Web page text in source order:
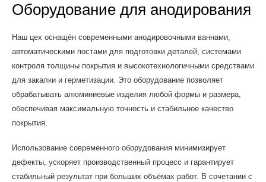
Оборудование для анодирования
Наш цех оснащён современными анодировочными ваннами,
автоматическими постами для подготовки деталей, системами
контроля толщины покрытия и высокотехнологичными средствами
для закалки и герметизации. Это оборудование позволяет
обрабатывать алюминиевые изделия любой формы и размера,
обеспечивая максимальную точность и стабильное качество
покрытия.
Использование современного оборудования минимизирует
дефекты, ускоряет производственный процесс и гарантирует
стабильный результат при больших объёмах работ. В сочетании с